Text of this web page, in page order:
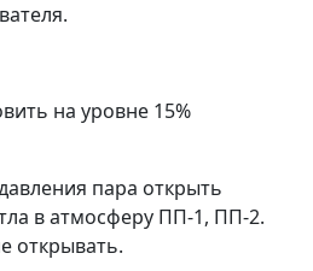
на уровне 15%
пара открыть
в атмосферу ПП-1, ПП-2.
открывать.